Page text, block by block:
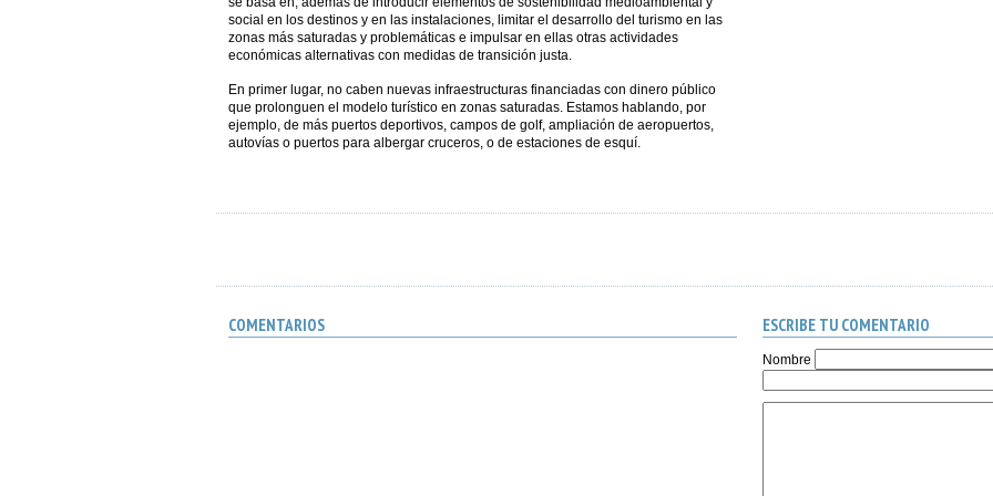
social en los destinos y en las instalaciones, limitar el desarrollo del turismo en las
zonas más saturadas y problemáticas e impulsar en ellas otras actividades
económicas alternativas con medidas de transición justa.
En primer lugar, no caben nuevas infraestructuras financiadas con dinero público
que prolonguen el modelo turístico en zonas saturadas. Estamos hablando, por
ejemplo, de más puertos deportivos, campos de golf, ampliación de aeropuertos,
autovías o puertos para albergar cruceros, o de estaciones de esquí.
COMENTARIOS ESCRIBE TU COMENTARIO
Nombre